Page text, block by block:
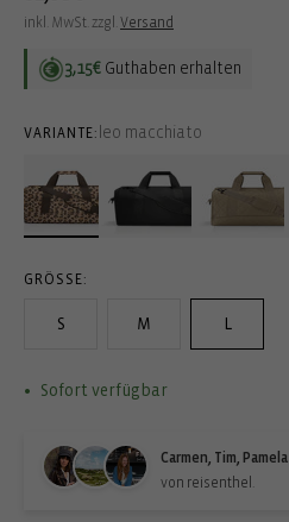
Preis
inkl. MwSt. zzgl. Versand
3,15€ Guthaben erhalten
VARIANTE: leo macchiato
GRÖSSE:
S M
Sofort verfügbar
Carmen, Tim, Pamela
von reisenthel.